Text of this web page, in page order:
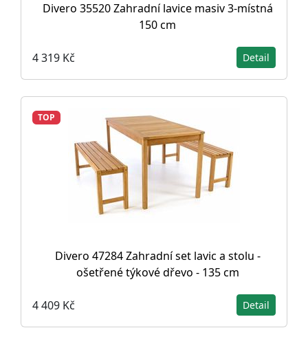
Divero 35520 Zahradní lavice masiv 3-místná
150 cm
4 319 Kč Detail
TOP
Divero 47284 Zahradní set lavic a stolu -
ošetřené týkové dřevo - 135 cm
4 409 Kč Detail